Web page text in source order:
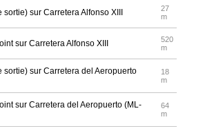
sur Carretera Alfonso XIII
27
m
sur Carretera Alfonso XIII
520
m
sortie) sur Carretera del Aeropuerto
18
m
sur Carretera del Aeropuerto (ML-
64
m